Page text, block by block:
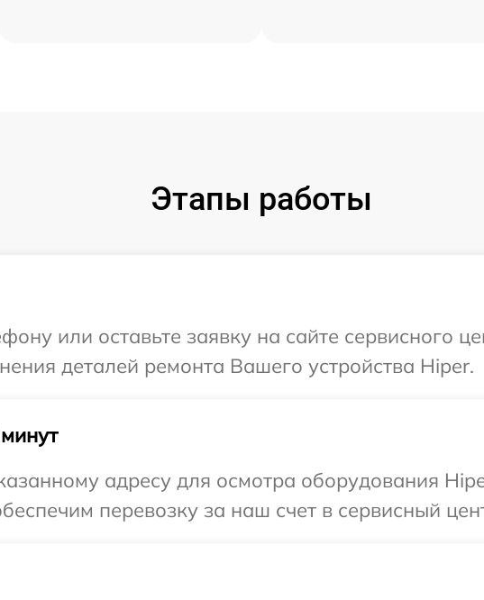
Этапы работы
или оставьте заявку на сайте сервисного
деталей ремонта Вашего устройства Hiper.
адресу для осмотра оборудования
перевозку за наш счет в сервисный